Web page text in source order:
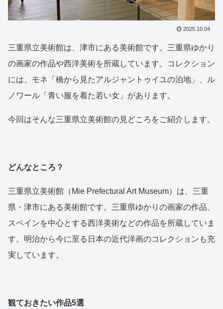
2025.10.04
三重県立美術館は、津市にある美術館です。三重県ゆかり
の画家の作品や西洋美術を所蔵しています。コレクション
には、モネ「橋から見たアルジャントゥイユの泊地」、ル
ノワール「青い服を着た若い女」があります。
今回はそんな三重県立美術館の見どころをご紹介します。
どんなところ？
三重県立美術館（Mie Prefectural Art Museum）は、三重
県・津市にある美術館です。三重県ゆかりの画家の作品、
スペインを中心とする西洋美術などの作品を所蔵していま
す。明治から今に至る日本の近代洋画のコレクションも充
実しています。
観ておきたい作品5選